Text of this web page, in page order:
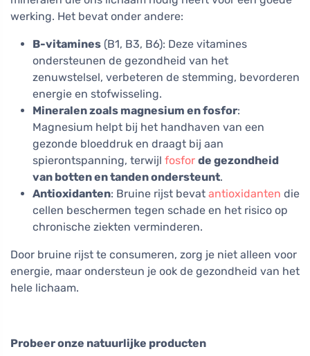
werking. Het bevat onder andere:
B-vitamines (B1, B3, B6): Deze vitamines
ondersteunen de gezondheid van het
zenuwstelsel, verbeteren de stemming, bevorderen
energie en stofwisseling.
Mineralen zoals magnesium en fosfor:
Magnesium helpt bij het handhaven van een
gezonde bloeddruk en draagt bij aan
spierontspanning, terwijl fosfor de gezondheid
van botten en tanden ondersteunt.
Antioxidanten: Bruine rijst bevat antioxidanten die
cellen beschermen tegen schade en het risico op
chronische ziekten verminderen.
Door bruine rijst te consumeren, zorg je niet alleen voor
energie, maar ondersteun je ook de gezondheid van het
hele lichaam.
Probeer onze natuurlijke producten